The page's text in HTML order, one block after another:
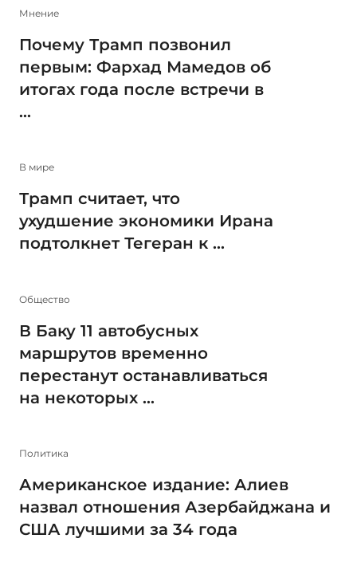
Мнение
Почему Трамп позвонил
первым: Фархад Мамедов об
итогах года после встречи в
...
В мире
Трамп считает, что
ухудшение экономики Ирана
подтолкнет Тегеран к ...
Общество
В Баку 11 автобусных
маршрутов временно
перестанут останавливаться
на некоторых ...
Политика
Американское издание: Алиев
назвал отношения Азербайджана и
США лучшими за 34 года